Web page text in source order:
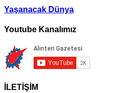
Yaşanacak Dünya
Youtube Kanalımız
İLETİŞİM